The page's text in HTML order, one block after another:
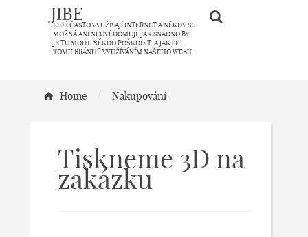
JIBE
LIDÉ ČASTO VYUŽÍVAJÍ INTERNET A NĚKDY SI
MOŽNÁ ANI NEUVĚDOMUJÍ, JAK SNADNO BY
JE TU MOHL NĚKDO POŠKODIT. A JAK SE
TOMU BRÁNIT? VYUŽÍVÁNÍM NAŠEHO WEBU.
Home / Nakupování
Tiskneme 3D na
zakázku